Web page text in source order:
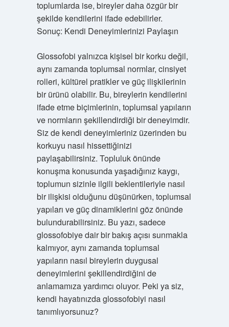
toplumlarda ise, bireyler daha özgür bir
şekilde kendilerini ifade edebilirler.
Sonuç: Kendi Deneyimlerinizi Paylaşın
Glossofobi yalnızca kişisel bir korku değil,
aynı zamanda toplumsal normlar, cinsiyet
rolleri, kültürel pratikler ve güç ilişkilerinin
bir ürünü olabilir. Bu, bireylerin kendilerini
ifade etme biçimlerinin, toplumsal yapıların
ve normların şekillendirdiği bir deneyimdir.
Siz de kendi deneyimleriniz üzerinden bu
korkuyu nasıl hissettiğinizi
paylaşabilirsiniz. Topluluk önünde
konuşma konusunda yaşadığınız kaygı,
toplumun sizinle ilgili beklentileriyle nasıl
bir ilişkisi olduğunu düşünürken, toplumsal
yapıları ve güç dinamiklerini göz önünde
bulundurabilirsiniz. Bu yazı, sadece
glossofobiye dair bir bakış açısı sunmakla
kalmıyor, aynı zamanda toplumsal
yapıların nasıl bireylerin duygusal
deneyimlerini şekillendirdiğini de
anlamamıza yardımcı oluyor. Peki ya siz,
kendi hayatınızda glossofobiyi nasıl
tanımlıyorsunuz?